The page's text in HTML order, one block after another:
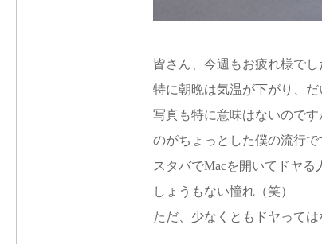
皆さん、今週もお疲れ様でし
特に朝晩は気温が下がり、
写真も特に意味はないので
のがちょっとした僕の流行
スタバでMacを開いてドヤ
しょうもない憧れ（笑）
ただ、少なくともドヤっては